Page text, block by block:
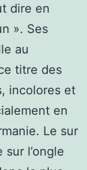
dire en
». Ses
au
titre des
incolores et
en
Le sur
sur l’ongle